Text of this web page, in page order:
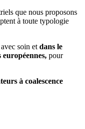
que nous proposons
à toute typologie
soin et dans le
européennes, pour
à coalescence